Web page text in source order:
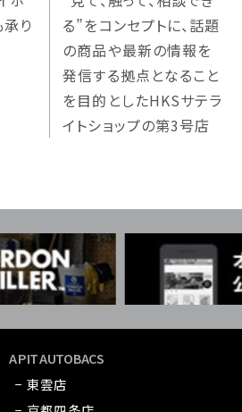
り
る”をコンセプトに、話題
の商品や最新の情報を
発信する拠点となること
を目的としたHKSサテラ
イトショップの第3号店
A PIT AUTOBACS
− 東雲店